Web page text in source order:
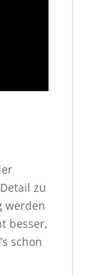
zu
werden
besser,
schon